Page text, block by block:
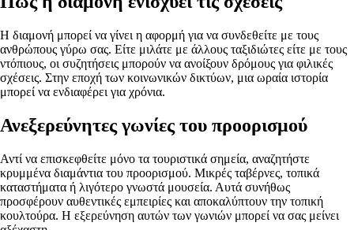
Η διαμονή μπορεί να γίνει η αφορμή για να συνδεθείτε με τους
ανθρώπους γύρω σας. Είτε μιλάτε με άλλους ταξιδιώτες είτε με τους
ντόπιους, οι συζητήσεις μπορούν να ανοίξουν δρόμους για φιλικές
σχέσεις. Στην εποχή των κοινωνικών δικτύων, μια ωραία ιστορία
μπορεί να ενδιαφέρει για χρόνια.
Ανεξερεύνητες γωνίες του προορισμού
Αντί να επισκεφθείτε μόνο τα τουριστικά σημεία, αναζητήστε
κρυμμένα διαμάντια του προορισμού. Μικρές ταβέρνες, τοπικά
καταστήματα ή λιγότερο γνωστά μουσεία. Αυτά συνήθως
προσφέρουν αυθεντικές εμπειρίες και αποκαλύπτουν την τοπική
κουλτούρα. Η εξερεύνηση αυτών των γωνιών μπορεί να σας μείνει